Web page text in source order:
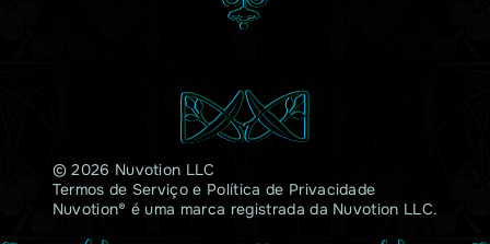
© 2026 Nuvotion LLC
Termos de Serviço e Política de Privacidade
Nuvotion® é uma marca registrada da Nuvotion LLC.